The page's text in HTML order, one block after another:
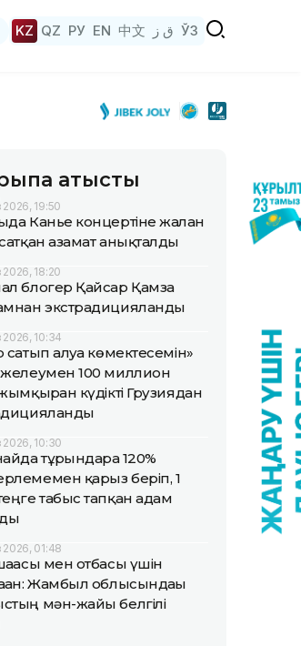
KZ QZ РУ EN 中文 ق ز ЎЗ
қатысты
19:50
Канье концертіне жалған
азамат анықталды
18:20
блогер Қайсар Қамза
экстрадицияланды
2026, 10:34
сатып алуға көмектесемін»
100 миллион
күдікті Грузиядан
2026, 10:30
тұрғындарға 120%
қарыз беріп, 1
табыс тапқан адам
2026, 01:48
мен отбасы үшін
Жамбыл облысындағы
мән-жайы белгілі